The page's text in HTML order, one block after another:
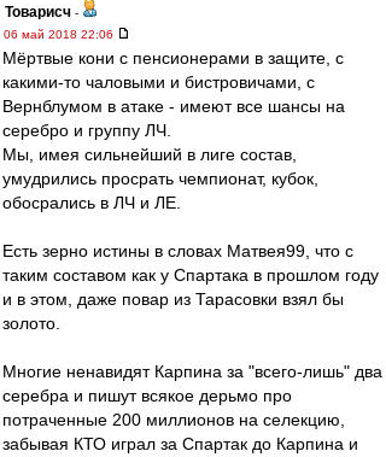
Товарисч -
06 май 2018 22:06
Мёртвые кони с пенсионерами в защите, с
какими-то чаловыми и бистровичами, с
Вернблумом в атаке - имеют все шансы на
серебро и группу ЛЧ.
Мы, имея сильнейший в лиге состав,
умудрились просрать чемпионат, кубок,
обосрались в ЛЧ и ЛЕ.
Есть зерно истины в словах Матвея99, что с
таким составом как у Спартака в прошлом году
и в этом, даже повар из Тарасовки взял бы
золото.
Многие ненавидят Карпина за "всего-лишь" два
серебра и пишут всякое дерьмо про
потраченные 200 миллионов на селекцию,
забывая КТО играл за Спартак до Карпина и